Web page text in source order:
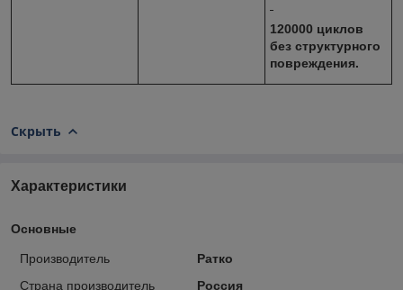
120000 циклов
без структурного
повреждения.
Скрыть
Характеристики
Основные
Производитель
Ратко
Страна производитель
Россия